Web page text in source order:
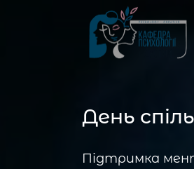
День
Підтримка